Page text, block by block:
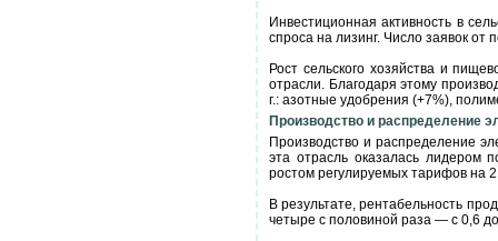
Инвестиционная активность в
спроса на лизинг. Число заявок
Рост сельского хозяйства и
отрасли. Благодаря этому
г.: азотные удобрения (+7%),
Производство и распределение
Производство и распределение
эта отрасль оказалась лидером
ростом регулируемых тарифов на
В результате, рентабельность
четыре с половиной раза — с 0,6